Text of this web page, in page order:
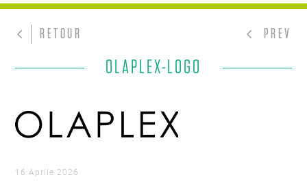
RETOUR PREV
OLAPLEX-LOGO
16 Aprile 2026